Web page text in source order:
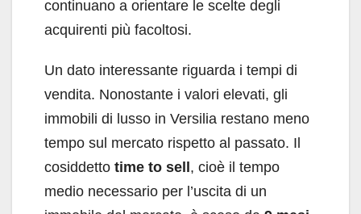
continuano a orientare le scelte degli
acquirenti più facoltosi.
Un dato interessante riguarda i tempi di
vendita. Nonostante i valori elevati, gli
immobili di lusso in Versilia restano meno
tempo sul mercato rispetto al passato. Il
cosiddetto time to sell , cioè il tempo
medio necessario per l’uscita di un